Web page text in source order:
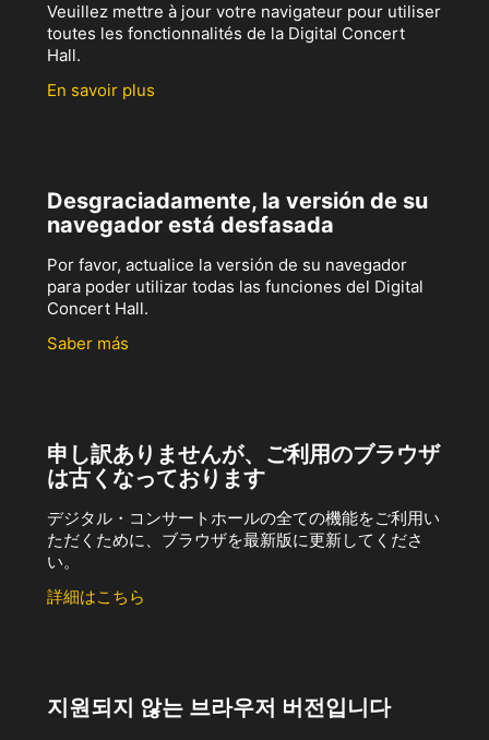
Veuillez mettre à jour votre navigateur pour utiliser
toutes les fonctionnalités de la Digital Concert
Hall.
En savoir plus
Desgraciadamente, la versión de su
navegador está desfasada
Por favor, actualice la versión de su navegador
para poder utilizar todas las funciones del Digital
Concert Hall.
Saber más
申し訳ありませんが、ご利用のブラウザ
は古くなっております
デジタル・コンサートホールの全ての機能をご利用い
ただくために、ブラウザを最新版に更新してくださ
い。
詳細はこちら
지원되지 않는 브라우저 버전입니다